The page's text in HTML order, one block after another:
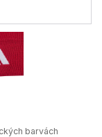
barvách